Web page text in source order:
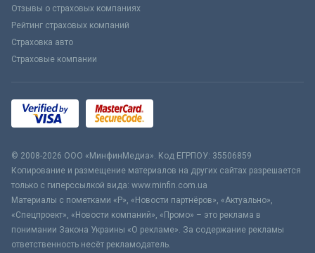
Отзывы о страховых компаниях
Рейтинг страховых компаний
Страховка авто
Страховые компании
© 2008-2026 ООО «МинфинМедиа». Код ЕГРПОУ: 35506859
Копирование и размещение материалов на других сайтах разрешается
только с гиперссылкой вида: www.minfin.com.ua
Материалы с пометками «Р», «Новости партнёров», «Актуально»,
«Спецпроект», «Новости компаний», «Промо» – это реклама в
понимании Закона Украины «О рекламе». За содержание рекламы
ответственность несёт рекламодатель.